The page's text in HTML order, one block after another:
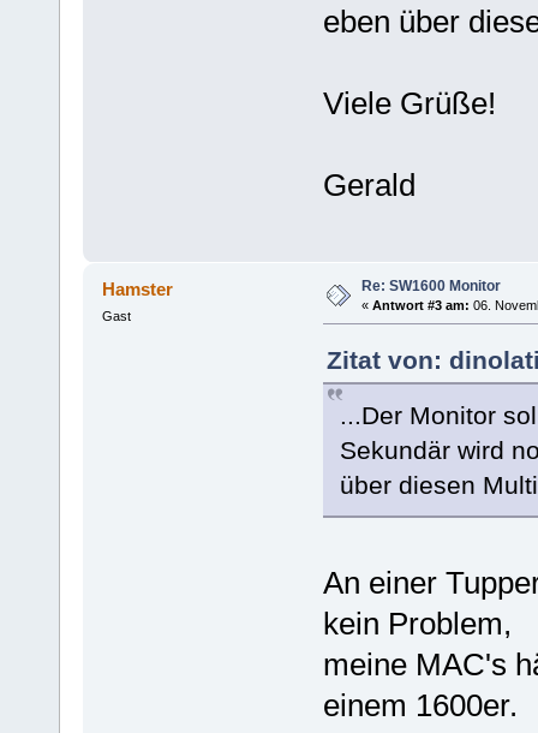
eben über
Viele Grüße!
Gerald
Hamster
Gast
Re: SW1600 Monitor
« Antwort #3 am: 06.
Zitat von:
...Der Monitor
Sekundär wird
über diesen
An einer
kein Problem,
meine MAC's
einem 1600er.